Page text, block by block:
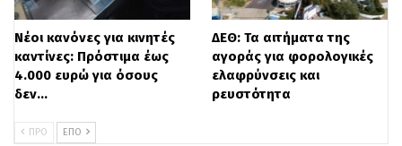
ή ακόμα και «κούρεμα» των χρεών που
έχουν δημιουργηθεί και, όπως όλα
δείχνουν, στο υπουργείο Οικονομικών ήδη
σχεδιάζουν νέα ρύθμιση οφειλών σε 100-
Νέοι κανόνες για κινητές
καντίνες: Πρόστιμα έως
4.000 ευρώ για όσους
δεν…
ΔΕΘ: Τα αιτήματα της
αγοράς για φορολογικές
ελαφρύνσεις και
ρευστότητα
ΠΡΟ ΕΠΌ